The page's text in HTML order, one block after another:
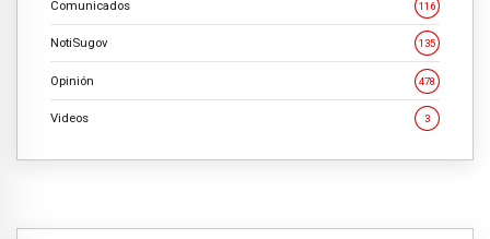
Comunicados 116
NotiSugov 135
Opinión 478
Videos 3